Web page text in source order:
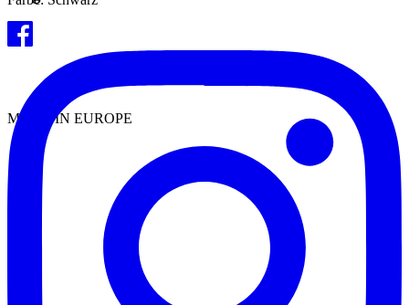
MADE IN EUROPE